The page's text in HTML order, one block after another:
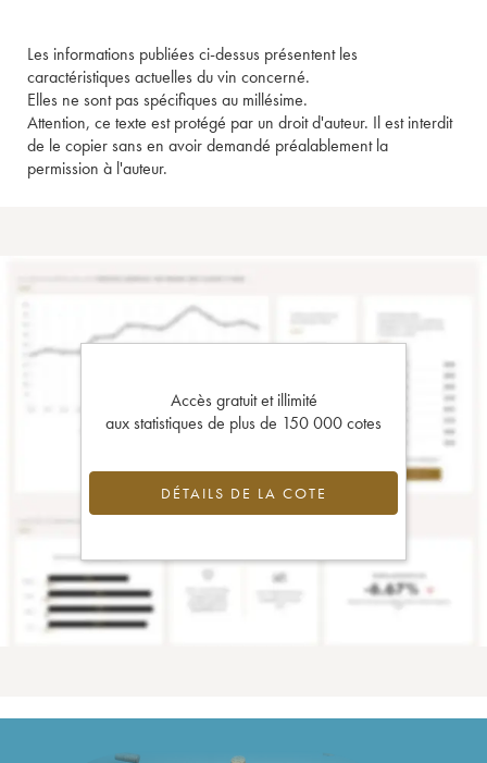
Les informations publiées ci-dessus présentent les
caractéristiques actuelles du vin concerné.
Elles ne sont pas spécifiques au millésime.
Attention, ce texte est protégé par un droit d'auteur. Il est interdit
de le copier sans en avoir demandé préalablement la
permission à l'auteur.
Accès gratuit et illimité
aux statistiques de plus de 150 000 cotes
DÉTAILS DE LA COTE